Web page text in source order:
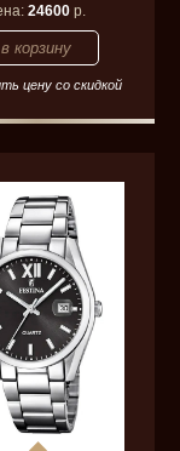
24600 р.
цену со скидкой